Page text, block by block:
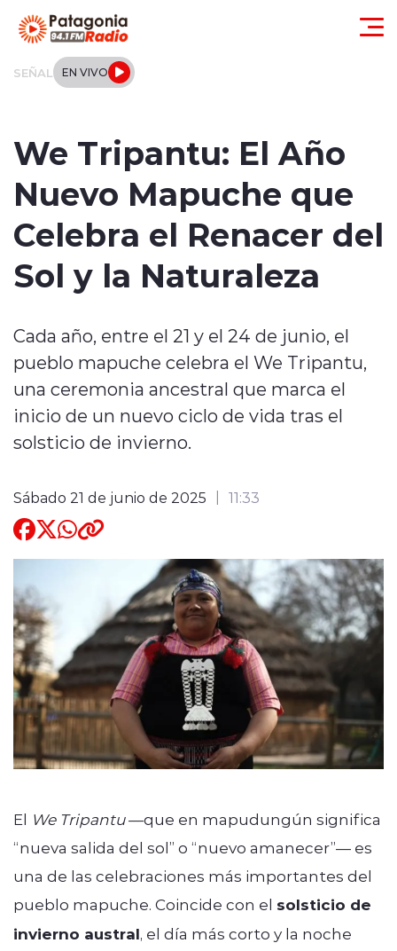
SEÑAL EN VIVO
Regionales
Tendencias
Deportes
Entrevistas
Quienes Somos
modo claro
We Tripantu: El Año
Nuevo Mapuche que
Celebra el Renacer del
Sol y la Naturaleza
Cada año, entre el 21 y el 24 de junio, el
pueblo mapuche celebra el We Tripantu,
una ceremonia ancestral que marca el
inicio de un nuevo ciclo de vida tras el
solsticio de invierno.
Sábado 21 de junio de 2025 11:33
El We Tripantu—que en mapudungún significa
“nueva salida del sol” o “nuevo amanecer”— es
una de las celebraciones más importantes del
pueblo mapuche. Coincide con el solsticio de
invierno austral, el día más corto y la noche